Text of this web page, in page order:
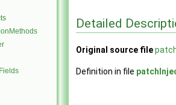
Detailed
Original source file
Definition in file